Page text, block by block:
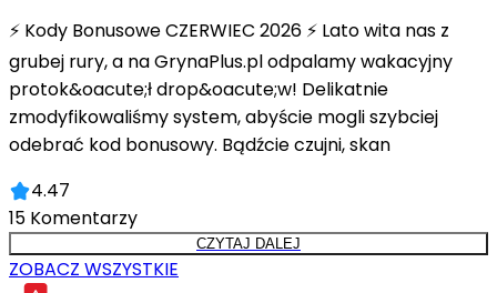
⚡ Kody Bonusowe CZERWIEC 2026 ⚡ Lato wita nas z
grubej rury, a na GrynaPlus.pl odpalamy wakacyjny
protok&oacute;ł drop&oacute;w! Delikatnie
zmodyfikowaliśmy system, abyście mogli szybciej
odebrać kod bonusowy. Bądźcie czujni, skan
4.47
15 Komentarzy
CZYTAJ DALEJ
ZOBACZ WSZYSTKIE